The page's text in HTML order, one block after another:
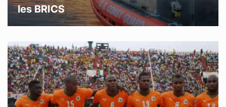
les BRICS